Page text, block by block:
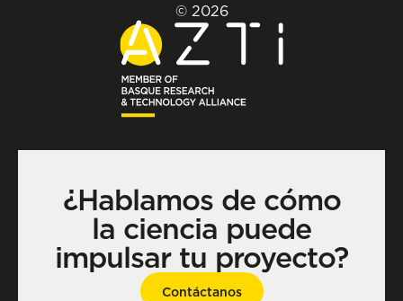
© 2026
¿Hablamos de cómo
la ciencia puede
impulsar tu proyecto?
Contáctanos